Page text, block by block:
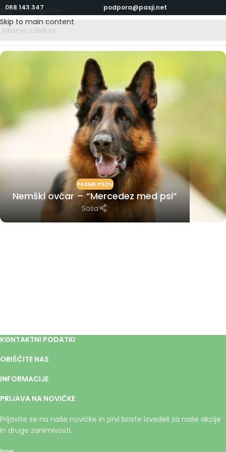
Skip to navigation
Skip to main content
068 143 347 podpora@pasji.net
PASME PSOV
Nemški ovčar – “Mercedez med psi”
Saša
KONTAKTNI PODATKI
OBIŠČITE NAS
INFORMACIJE
PRIJAVA NA NOVIČKE
Prijavite se na naše novičke in prvi boste izvedeli za naše akcije
in druge zanimivosti.